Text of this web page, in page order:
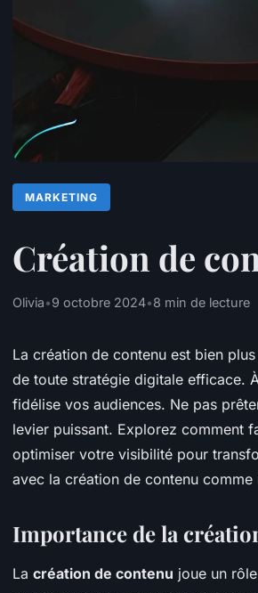
MARKETING
Création de
Olivia•9 octobre 2024•8 min de lecture
La création de contenu est bien
de toute stratégie digitale efficace.
fidélise vos audiences. Ne pas
levier puissant. Explorez comment
optimiser votre visibilité pour
avec la création de contenu
Importance de la
La création de contenu joue un